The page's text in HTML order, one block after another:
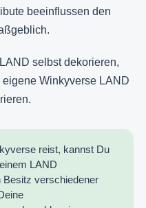
beeinflussen den
selbst dekorieren,
Winkyverse LAND
reist, kannst Du
LAND
verschiedener